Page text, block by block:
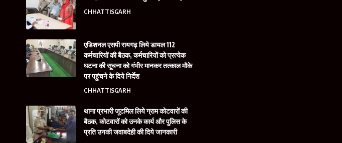
CHHATTISGARH
एडिशनल एसपी रायगढ़ लिये डायल 112
कर्मचारियों की बैठक, कर्मचारियों को प्रत्येक
घटना की सूचना को गंभीर मानकर तत्काल मौके
पर पहुंचने के दिये निर्देश
CHHATTISGARH
थाना प्रभारी जूटमिल लिये ग्राम कोटवारों की
बैठक, कोटवारों को उनके कार्य और पुलिस के
प्रति उनकी जवाबदेही की दिये जानकारी